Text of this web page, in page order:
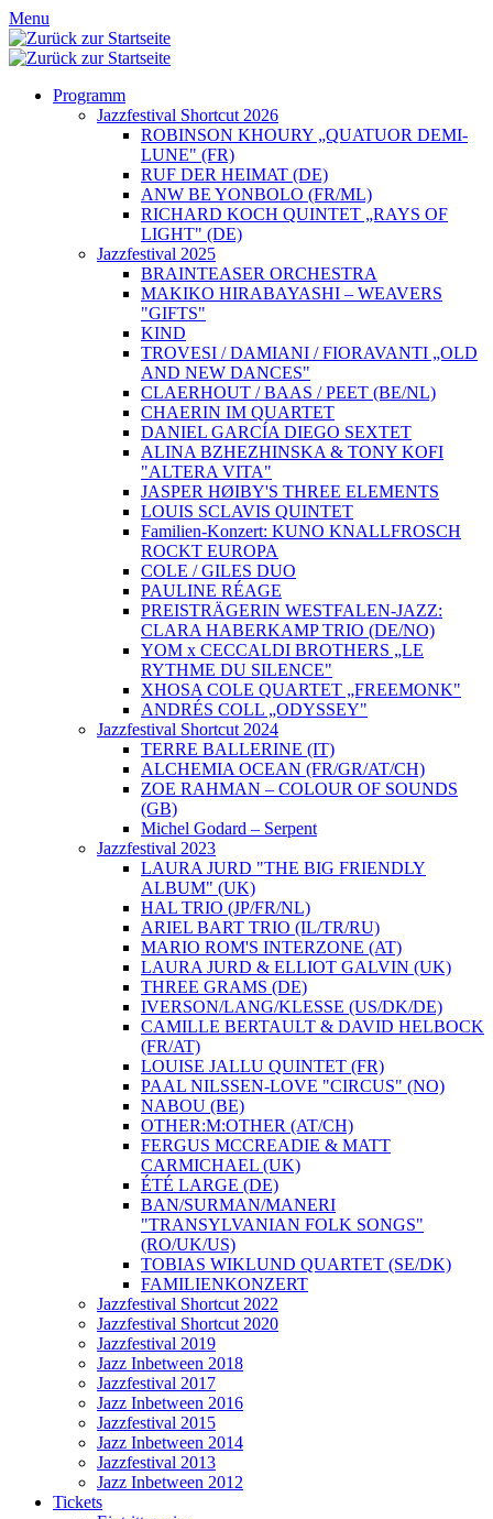
Menu
Programm
Jazzfestival Shortcut 2026
ROBINSON KHOURY „QUATUOR DEMI-
LUNE" (FR)
RUF DER HEIMAT (DE)
ANW BE YONBOLO (FR/ML)
RICHARD KOCH QUINTET „RAYS OF
LIGHT" (DE)
Jazzfestival 2025
BRAINTEASER ORCHESTRA
MAKIKO HIRABAYASHI – WEAVERS
"GIFTS"
KIND
TROVESI / DAMIANI / FIORAVANTI „OLD
AND NEW DANCES"
CLAERHOUT / BAAS / PEET (BE/NL)
CHAERIN IM QUARTET
DANIEL GARCÍA DIEGO SEXTET
ALINA BZHEZHINSKA & TONY KOFI
"ALTERA VITA"
JASPER HØIBY'S THREE ELEMENTS
LOUIS SCLAVIS QUINTET
Familien-Konzert: KUNO KNALLFROSCH
ROCKT EUROPA
COLE / GILES DUO
PAULINE RÉAGE
PREISTRÄGERIN WESTFALEN-JAZZ:
CLARA HABERKAMP TRIO (DE/NO)
YOM x CECCALDI BROTHERS „LE
RYTHME DU SILENCE"
XHOSA COLE QUARTET „FREEMONK"
ANDRÉS COLL „ODYSSEY"
Jazzfestival Shortcut 2024
TERRE BALLERINE (IT)
ALCHEMIA OCEAN (FR/GR/AT/CH)
ZOE RAHMAN – COLOUR OF SOUNDS
(GB)
Michel Godard – Serpent
Jazzfestival 2023
LAURA JURD "THE BIG FRIENDLY
ALBUM" (UK)
HAL TRIO (JP/FR/NL)
ARIEL BART TRIO (IL/TR/RU)
MARIO ROM'S INTERZONE (AT)
LAURA JURD & ELLIOT GALVIN (UK)
THREE GRAMS (DE)
IVERSON/LANG/KLESSE (US/DK/DE)
CAMILLE BERTAULT & DAVID HELBOCK
(FR/AT)
LOUISE JALLU QUINTET (FR)
PAAL NILSSEN-LOVE "CIRCUS" (NO)
NABOU (BE)
OTHER:M:OTHER (AT/CH)
FERGUS MCCREADIE & MATT
CARMICHAEL (UK)
ÉTÉ LARGE (DE)
BAN/SURMAN/MANERI
"TRANSYLVANIAN FOLK SONGS"
(RO/UK/US)
TOBIAS WIKLUND QUARTET (SE/DK)
FAMILIENKONZERT
Jazzfestival Shortcut 2022
Jazzfestival Shortcut 2020
Jazzfestival 2019
Jazz Inbetween 2018
Jazzfestival 2017
Jazz Inbetween 2016
Jazzfestival 2015
Jazz Inbetween 2014
Jazzfestival 2013
Jazz Inbetween 2012
Tickets